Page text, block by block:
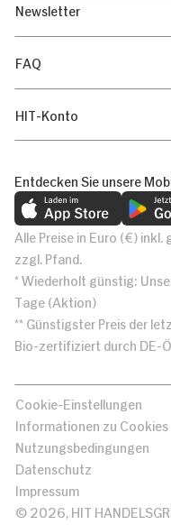
Newsletter
FAQ
HIT-Konto
Entdecken Sie unsere
Alle Preise in Euro (€)
zzgl. Pfand.
* Wiederholt günstig:
Tage (Aktion)
** Günstigster Preis der
Bio-zertifiziert durch DE-
Cookie-Einstellungen
Informationen zu Cookies
Nutzungsbedingungen
Datenschutz
Impressum
© 2026, HIT